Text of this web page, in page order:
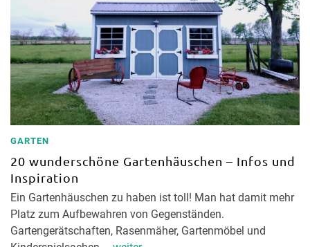
GARTEN
20 wunderschöne Gartenhäuschen – Infos und
Inspiration
Ein Gartenhäuschen zu haben ist toll! Man hat damit mehr
Platz zum Aufbewahren von Gegenständen.
Gartengerätschaften, Rasenmäher, Gartenmöbel und